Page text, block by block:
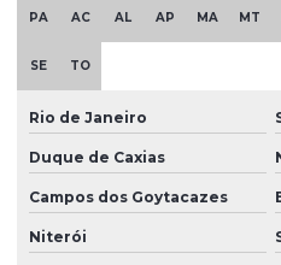
Oring de vedação silicone
Peças de borracha
Peças de borracha sob medida
Peças de borracha personalizadas
PA AC AL AP MA MT
SE TO
Rio de Janeiro
Duque de Caxias
Campos dos Goytacazes
Niterói